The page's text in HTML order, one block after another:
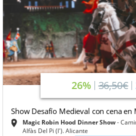
26% 36,50€
Show Desafío Medieval con cena en
Magic Robin Hood Dinner Show
Alfàs Del Pi (l'). Alicante